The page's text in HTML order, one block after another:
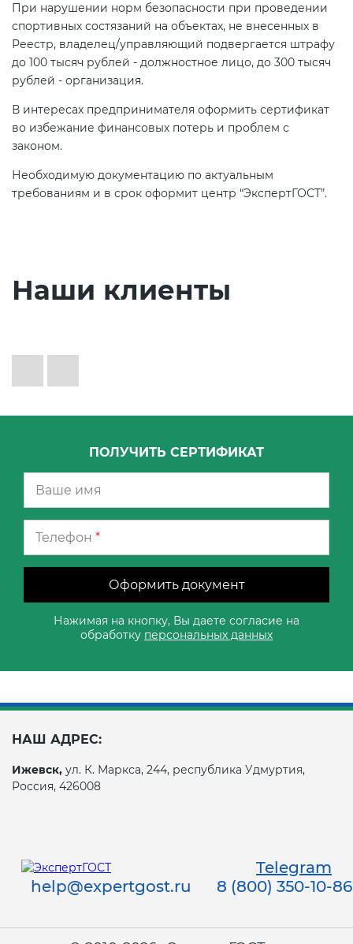
При нарушении норм безопасности при проведении
спортивных состязаний на объектах, не внесенных в
Реестр, владелец/управляющий подвергается штрафу
до 100 тысяч рублей - должностное лицо, до 300 тысяч
рублей - организация.
В интересах предпринимателя оформить сертификат
во избежание финансовых потерь и проблем с
законом.
Необходимую документацию по актуальным
требованиям и в срок оформит центр “ЭкспертГОСТ”.
Наши клиенты
ПОЛУЧИТЬ СЕРТИФИКАТ
Телефон *
Оформить документ
Нажимая на кнопку, Вы даете согласие на
обработку персональных данных
НАШ АДРЕС:
Ижевск, ул. К. Маркса, 244, республика Удмуртия,
Россия, 426008
Telegram
help@expertgost.ru
8 (800) 350-10-86